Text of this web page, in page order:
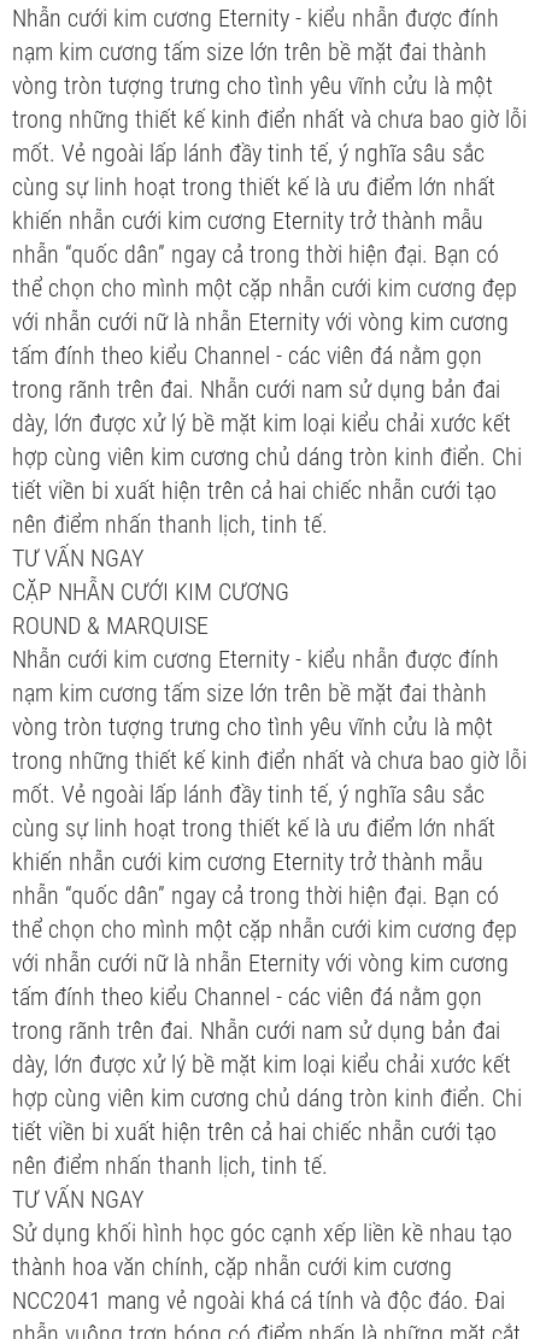
Nhẫn cưới kim cương Eternity - kiểu nhẫn được đính
nạm kim cương tấm size lớn trên bề mặt đai thành
vòng tròn tượng trưng cho tình yêu vĩnh cửu là một
trong những thiết kế kinh điển nhất và chưa bao giờ lỗi
mốt. Vẻ ngoài lấp lánh đầy tinh tế, ý nghĩa sâu sắc
cùng sự linh hoạt trong thiết kế là ưu điểm lớn nhất
khiến nhẫn cưới kim cương Eternity trở thành mẫu
nhẫn “quốc dân” ngay cả trong thời hiện đại. Bạn có
thể chọn cho mình một cặp nhẫn cưới kim cương đẹp
với nhẫn cưới nữ là nhẫn Eternity với vòng kim cương
tấm đính theo kiểu Channel - các viên đá nằm gọn
trong rãnh trên đai. Nhẫn cưới nam sử dụng bản đai
dày, lớn được xử lý bề mặt kim loại kiểu chải xước kết
hợp cùng viên kim cương chủ dáng tròn kinh điển. Chi
tiết viền bi xuất hiện trên cả hai chiếc nhẫn cưới tạo
nên điểm nhấn thanh lịch, tinh tế.
TƯ VẤN NGAY
CẶP NHẪN CƯỚI KIM CƯƠNG
ROUND & MARQUISE
Nhẫn cưới kim cương Eternity - kiểu nhẫn được đính
nạm kim cương tấm size lớn trên bề mặt đai thành
vòng tròn tượng trưng cho tình yêu vĩnh cửu là một
trong những thiết kế kinh điển nhất và chưa bao giờ lỗi
mốt. Vẻ ngoài lấp lánh đầy tinh tế, ý nghĩa sâu sắc
cùng sự linh hoạt trong thiết kế là ưu điểm lớn nhất
khiến nhẫn cưới kim cương Eternity trở thành mẫu
nhẫn “quốc dân” ngay cả trong thời hiện đại. Bạn có
thể chọn cho mình một cặp nhẫn cưới kim cương đẹp
với nhẫn cưới nữ là nhẫn Eternity với vòng kim cương
tấm đính theo kiểu Channel - các viên đá nằm gọn
trong rãnh trên đai. Nhẫn cưới nam sử dụng bản đai
dày, lớn được xử lý bề mặt kim loại kiểu chải xước kết
hợp cùng viên kim cương chủ dáng tròn kinh điển. Chi
tiết viền bi xuất hiện trên cả hai chiếc nhẫn cưới tạo
nên điểm nhấn thanh lịch, tinh tế.
TƯ VẤN NGAY
Sử dụng khối hình học góc cạnh xếp liền kề nhau tạo
thành hoa văn chính, cặp nhẫn cưới kim cương
NCC2041 mang vẻ ngoài khá cá tính và độc đáo. Đai